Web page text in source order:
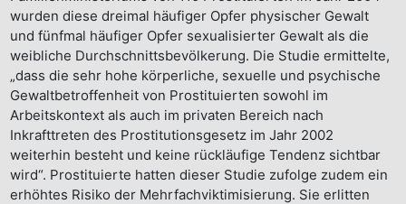
wurden diese dreimal häufiger Opfer physischer Gewalt
und fünfmal häufiger Opfer sexualisierter Gewalt als die
weibliche Durchschnittsbevölkerung. Die Studie ermittelte,
„dass die sehr hohe körperliche, sexuelle und psychische
Gewaltbetroffenheit von Prostituierten sowohl im
Arbeitskontext als auch im privaten Bereich nach
Inkrafttreten des Prostitutionsgesetz im Jahr 2002
weiterhin besteht und keine rückläufige Tendenz sichtbar
wird“. Prostituierte hatten dieser Studie zufolge zudem ein
erhöhtes Risiko der Mehrfachviktimisierung. Sie erlitten